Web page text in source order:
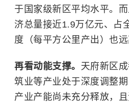
于国家级新区平均水平。
济总量接近1.9万亿元、占
度（每平方公里产出）也远
再看动能支撑。 天府新区
筑业等产业处于深度调整
产业产能尚未充分释放，且